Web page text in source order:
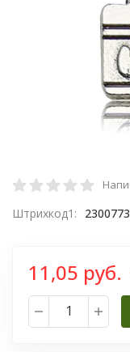
Штрихкод1:
11,05 руб.